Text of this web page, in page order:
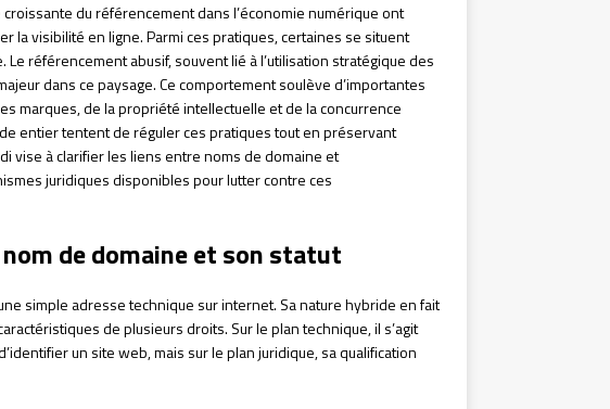
du référencement dans l’économie numérique ont
la visibilité en ligne. Parmi ces pratiques, certaines se situent
référencement abusif, souvent lié à l’utilisation stratégique des
dans ce paysage. Ce comportement soulève d’importantes
marques, de la propriété intellectuelle et de la concurrence
entier tentent de réguler ces pratiques tout en préservant
vise à clarifier les liens entre noms de domaine et
juridiques disponibles pour lutter contre ces
de domaine et son statut
simple adresse technique sur internet. Sa nature hybride en fait
de plusieurs droits. Sur le plan technique, il s’agit
un site web, mais sur le plan juridique, sa qualification